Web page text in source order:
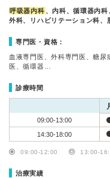
呼吸器内科 、内科、循環器内
外科、リハビリテーション科、
専門医・資格：
血液専門医、外科専門医、糖
医、循環器…
診療時間
09:00-13:00
14:30-18:00
09:00-12:00 13:00-
治療実績